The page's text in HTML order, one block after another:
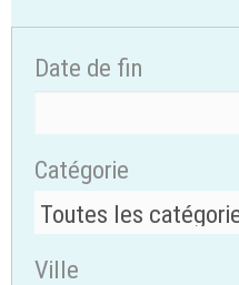
Date de fin
Catégorie
Ville